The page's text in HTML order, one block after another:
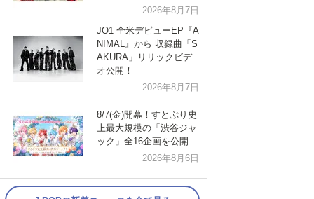
2026年8月7日
JO1 全米デビューEP『A
NIMAL』から 収録曲「S
AKURA」リリックビデ
オ公開！
2026年8月7日
8/7(金)開幕！すとぷり史
上最大規模の「渋谷ジャ
ック」全16企画を公開
2026年8月6日